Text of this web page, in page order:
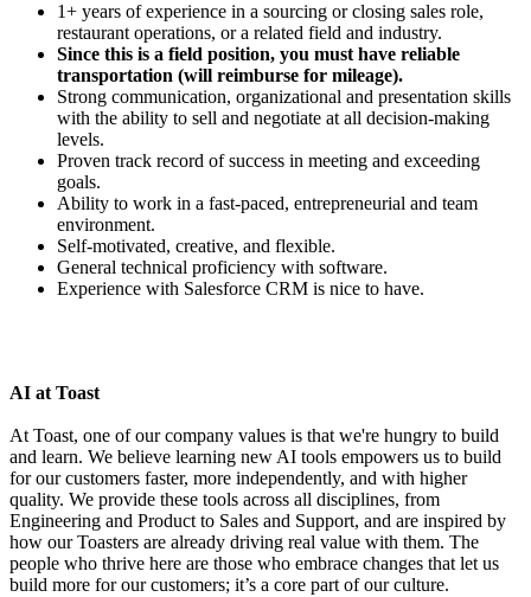
1+ years of experience in a sourcing or closing sales role,
restaurant operations, or a related field and industry.
Since this is a field position, you must have reliable
transportation (will reimburse for mileage).
Strong communication, organizational and presentation skills
with the ability to sell and negotiate at all decision-making
levels.
Proven track record of success in meeting and exceeding
goals.
Ability to work in a fast-paced, entrepreneurial and team
environment.
Self-motivated, creative, and flexible.
General technical proficiency with software.
Experience with Salesforce CRM is nice to have.
AI at Toast
At Toast, one of our company values is that we're hungry to build
and learn. We believe learning new AI tools empowers us to build
for our customers faster, more independently, and with higher
quality. We provide these tools across all disciplines, from
Engineering and Product to Sales and Support, and are inspired by
how our Toasters are already driving real value with them. The
people who thrive here are those who embrace changes that let us
build more for our customers; it’s a core part of our culture.